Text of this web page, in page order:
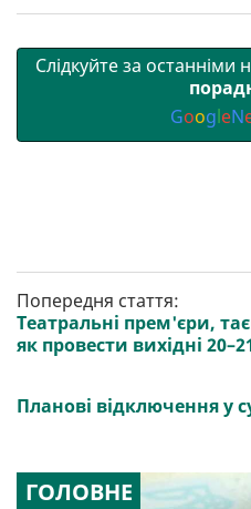
Слідкуйте за останніми
GoogleN
Попередня стаття:
Театральні прем'єри,
як провести вихідні
Планові відключення у
ГОЛОВНЕ